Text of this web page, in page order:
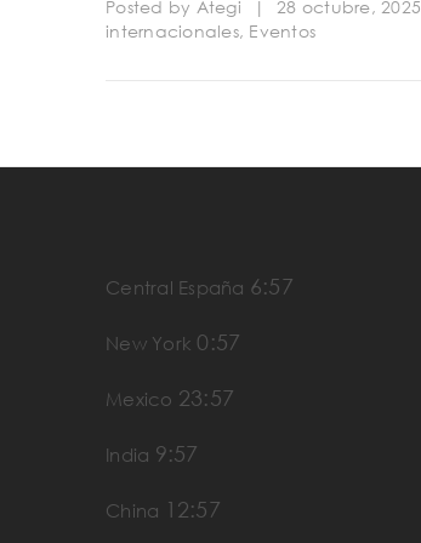
Posted by Ategi | 28 octubre, 2025
internacionales, Eventos
Central España 6:57
New York 0:57
Mexico 23:57
India 9:57
China 12:57